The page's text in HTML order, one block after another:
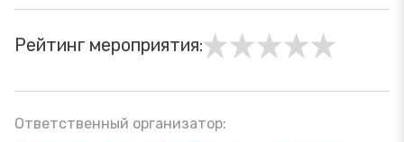
Рейтинг мероприятия:
Ответственный организатор: